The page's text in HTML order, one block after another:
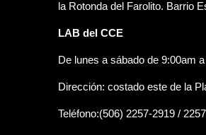
la Rotonda del Farolito. Barrio
LAB del CCE
De lunes a sábado de 9:00am
Dirección: costado este de la
Teléfono:(506) 2257-2919 /